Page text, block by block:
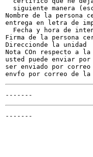
siguiente manera
Nombre de la
entrega en letra de
Fecha y hora de
Firma de la persona
Direccionde la unidad
Nota COn respecto a
usted puede enviar
ser enviado por
-------